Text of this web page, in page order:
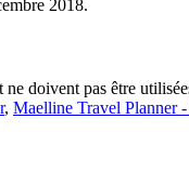
2018.
ne doivent pas être
, Maelline Travel Planner